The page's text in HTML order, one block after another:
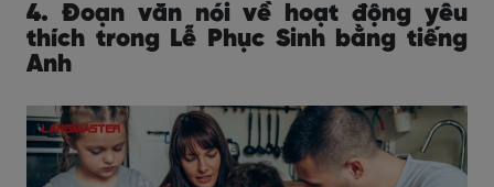
4. Đoạn văn nói về hoạt động yêu
thích trong Lễ Phục Sinh bằng tiếng
Anh